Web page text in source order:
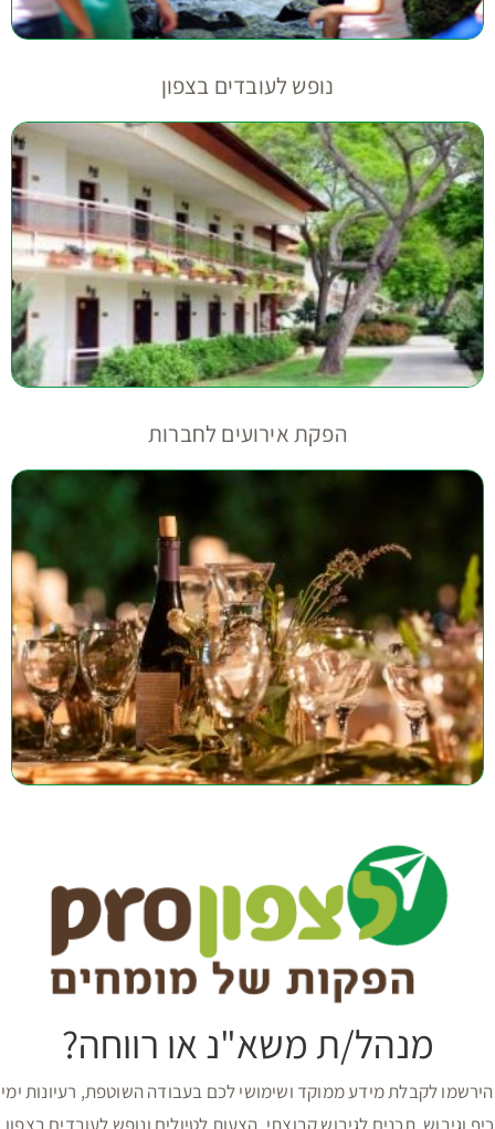
נופש לעובדים בצפון
הפקת אירועים לחברות
מנהל/ת משא"נ או רווחה?
הירשמו לקבלת מידע ממוקד ושימושי לכם בעבודה השוטפת, רעיונות ימי